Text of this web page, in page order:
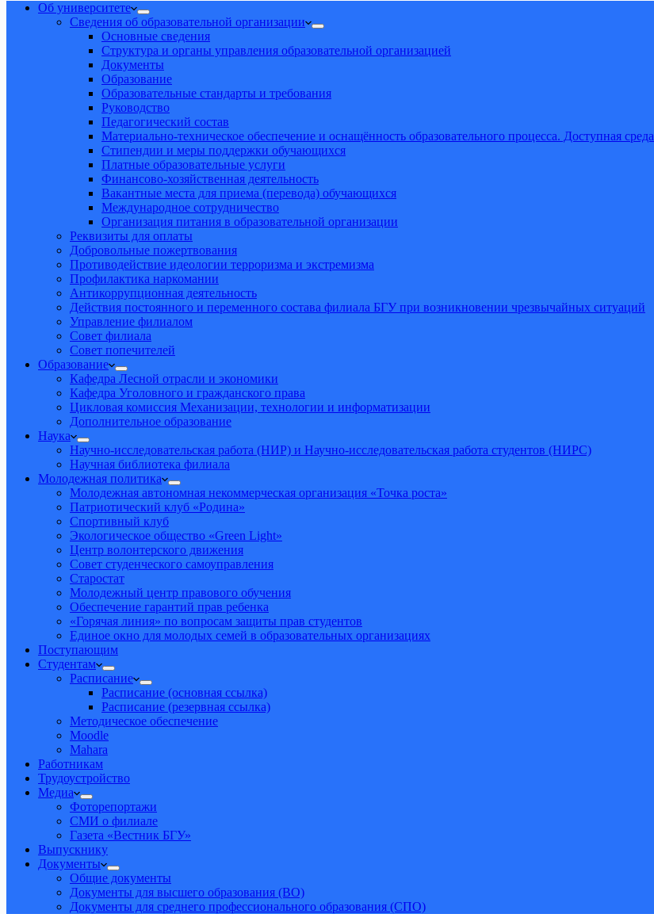
Об университете
Сведения об образовательной организации
Основные сведения
Структура и органы управления образовательной организацией
Документы
Образование
Образовательные стандарты и требования
Руководство
Педагогический состав
Материально-техническое обеспечение и оснащённость образовательного процесса. Доступная среда
Стипендии и меры поддержки обучающихся
Платные образовательные услуги
Финансово-хозяйственная деятельность
Вакантные места для приема (перевода) обучающихся
Международное сотрудничество
Организация питания в образовательной организации
Реквизиты для оплаты
Добровольные пожертвования
Противодействие идеологии терроризма и экстремизма
Профилактика наркомании
Антикоррупционная деятельность
Действия постоянного и переменного состава филиала БГУ при возникновении чрезвычайных ситуаций
Управление филиалом
Совет филиала
Совет попечителей
Образование
Кафедра Лесной отрасли и экономики
Кафедра Уголовного и гражданского права
Цикловая комиссия Механизации, технологии и информатизации
Дополнительное образование
Наука
Научно-исследовательская работа (НИР) и Научно-исследовательская работа студентов (НИРС)
Научная библиотека филиала
Молодежная политика
Молодежная автономная некоммерческая организация «Точка роста»
Патриотический клуб «Родина»
Спортивный клуб
Экологическое общество «Green Light»
Центр волонтерского движения
Совет студенческого самоуправления
Старостат
Молодежный центр правового обучения
Обеспечение гарантий прав ребенка
«Горячая линия» по вопросам защиты прав студентов
Единое окно для молодых семей в образовательных организациях
Поступающим
Студентам
Расписание
Расписание (основная ссылка)
Расписание (резервная ссылка)
Методическое обеспечение
Moodle
Mahara
Работникам
Трудоустройство
Медиа
Фоторепортажи
СМИ о филиале
Газета «Вестник БГУ»
Выпускнику
Документы
Общие документы
Документы для высшего образования (ВО)
Документы для среднего профессионального образования (СПО)